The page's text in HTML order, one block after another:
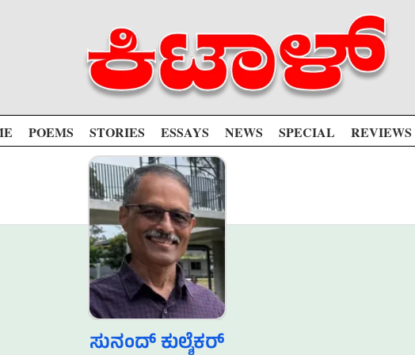
POEMS STORIES ESSAYS NEWS SPECIAL REVIEWS
ಸುನಂದ್ ಕುಲ್ಶೆಕರ್